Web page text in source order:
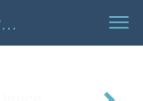
Els Hoonhout - Boy Climbing Over The Fence